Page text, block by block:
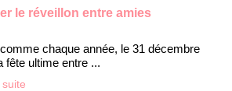
le réveillon entre amies
chaque année, le 31 décembre
fête ultime entre ...